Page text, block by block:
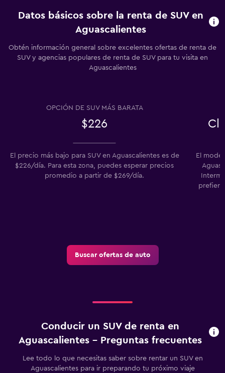
Datos básicos sobre la renta de SUV en
Aguascalientes
Obtén información general sobre excelentes ofertas de renta de
SUV y agencias populares de renta de SUV para tu visita en
Aguascalientes
OPCIÓN DE SUV MÁS BARATA
$226
El precio más bajo para SUV en Aguascalientes es de
$226/día. Para esta zona, puedes esperar precios
promedio a partir de $269/día.
El
Buscar ofertas de auto
Conducir un SUV de renta en
Aguascalientes - Preguntas frecuentes
Lee todo lo que necesitas saber sobre rentar un SUV en
Aguascalientes para ir preparando tu próximo viaje